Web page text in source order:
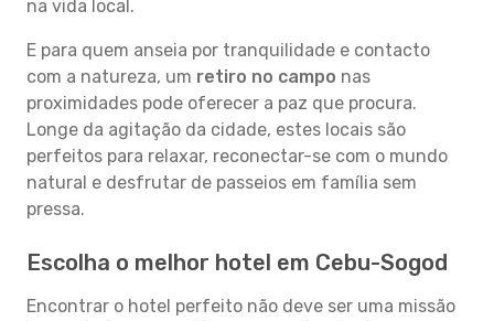
na vida local.
E para quem anseia por tranquilidade e contacto
com a natureza, um retiro no campo nas
proximidades pode oferecer a paz que procura.
Longe da agitação da cidade, estes locais são
perfeitos para relaxar, reconectar-se com o mundo
natural e desfrutar de passeios em família sem
pressa.
Escolha o melhor hotel em Cebu-Sogod
Encontrar o hotel perfeito não deve ser uma missão